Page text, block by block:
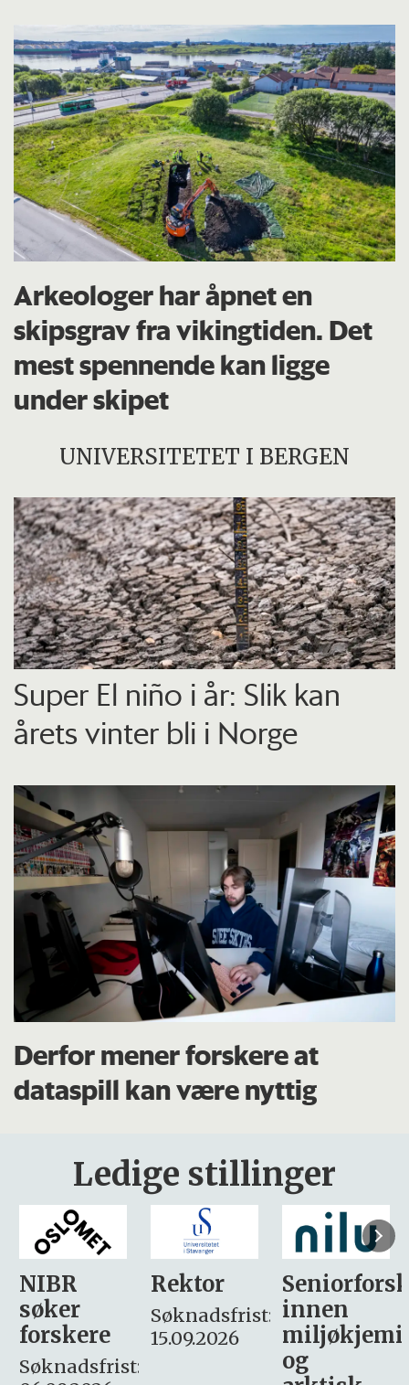
Arkeologer har åpnet en
skipsgrav fra vikingtiden. Det
mest spennende kan ligge
under skipet
UNIVERSITETET I BERGEN
Super El niño i år: Slik kan
årets vinter bli i Norge
Derfor mener forskere at
dataspill kan være nyttig
Ledige stillinger
Rektor
Søknadsfrist:
15.09.2026
Seniorforsker
innen
miljøkjemi
søker
– fast